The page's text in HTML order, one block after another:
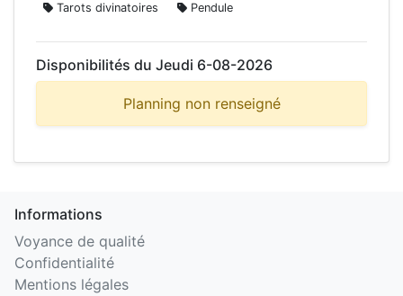
Tarots divinatoires Pendule
Disponibilités du Jeudi 6-08-2026
Planning non renseigné
Informations
Voyance de qualité
Confidentialité
Mentions légales